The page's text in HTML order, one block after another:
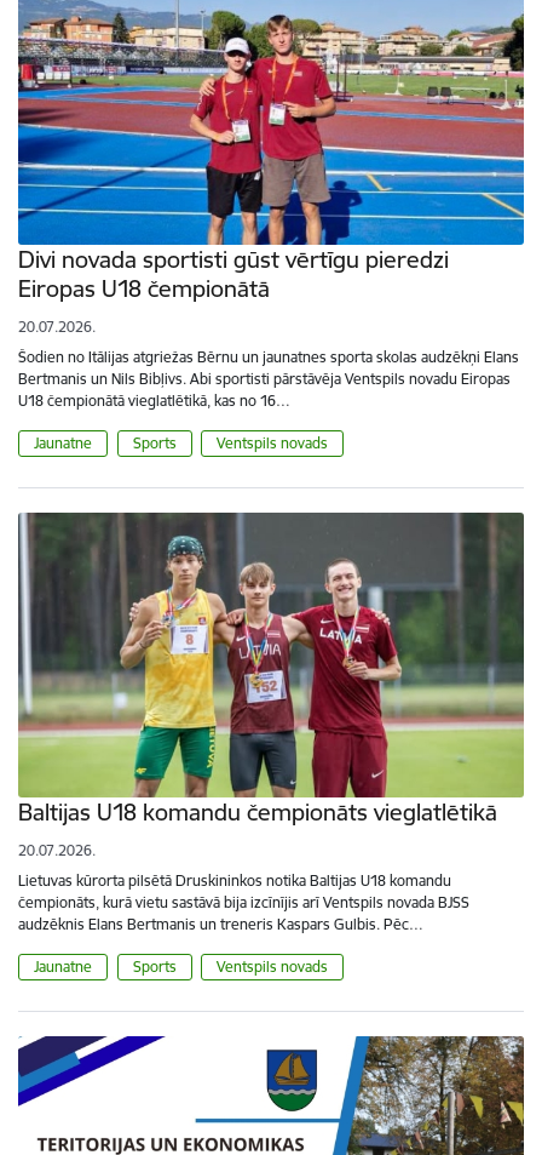
Divi novada sportisti gūst vērtīgu pieredzi
Eiropas U18 čempionātā
20.07.2026.
Šodien no Itālijas atgriežas Bērnu un jaunatnes sporta skolas audzēkņi Elans
Bertmanis un Nils Bibļivs. Abi sportisti pārstāvēja Ventspils novadu Eiropas
U18 čempionātā vieglatlētikā, kas no 16…
Jaunatne Sports Ventspils novads
Baltijas U18 komandu čempionāts vieglatlētikā
20.07.2026.
Lietuvas kūrorta pilsētā Druskininkos notika Baltijas U18 komandu
čempionāts, kurā vietu sastāvā bija izcīnījis arī Ventspils novada BJSS
audzēknis Elans Bertmanis un treneris Kaspars Gulbis. Pēc…
Jaunatne Sports Ventspils novads